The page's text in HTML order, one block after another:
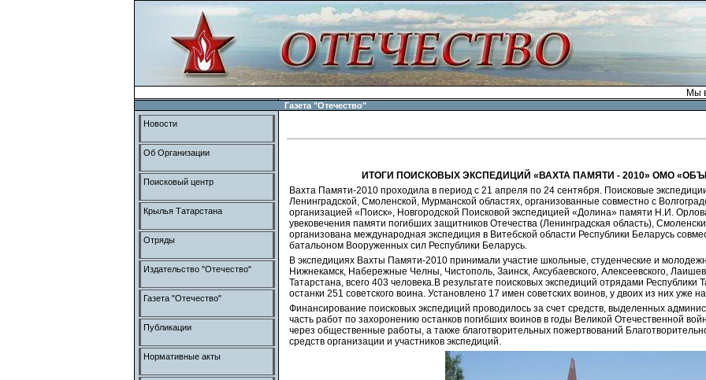
Мы
Газета "Отечество"
ИТОГИ ПОИСКОВЫХ ЭКСПЕДИЦИЙ «ВАХТА ПАМЯТИ - 2010» ОМО
Вахта Памяти-2010 проходила в период с 21 апреля по 24 сентября. Поисковые
Ленинградской, Смоленской, Мурманской областях, организованные совместно с
организацией «Поиск», Новгородской Поисковой экспедицией «Долина» памяти Н.И.
увековечения памяти погибших защитников Отечества (Ленинградская область),
организована международная экспедиция в Витебской области Республики Беларусь
батальоном Вооруженных сил Республики Беларусь.
В экспедициях Вахты Памяти-2010 принимали участие школьные, студенческие и
Нижнекамск, Набережные Челны, Чистополь, Заинск, Аксубаевского, Алексеевского,
Татарстана, всего 403 человека.В результате поисковых экспедиций отрядами
останки 251 советского воина. Установлено 17 имен советских воинов, у двоих из них уже
Финансирование поисковых экспедиций проводилось за счет средств, выделенных
часть работ по захоронению останков погибших воинов в годы Великой Отечественной
через общественные работы, а также благотворительных пожертвований
средств организации и участников экспедиций.
Новости
Об Организации
Поисковый центр
Крылья Татарстана
Отряды
Издательство "Отечество"
Газета "Отечество"
Публикации
Нормативные акты